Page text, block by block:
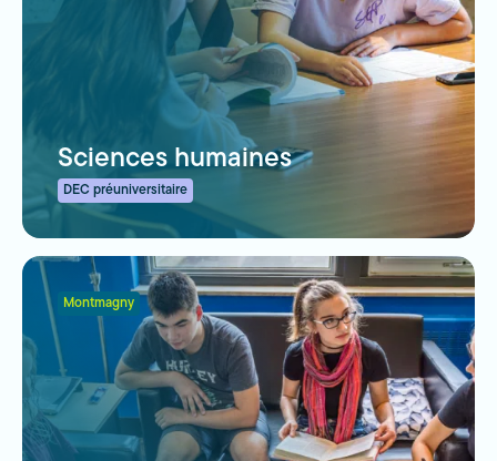
Sciences humaines
DEC préuniversitaire
Montmagny